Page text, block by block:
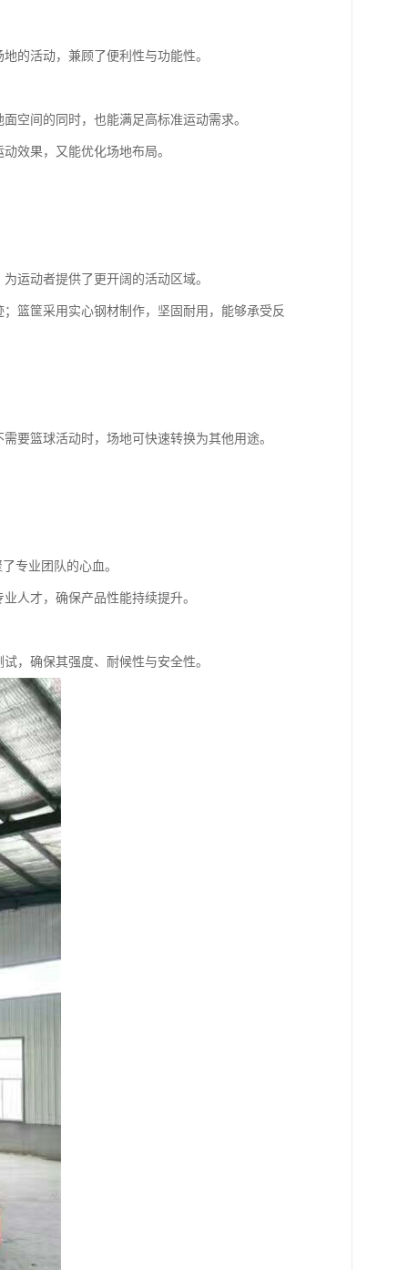
的活动，兼顾了便利性与功能性。
空间的同时，也能满足高标准运动需求。
效果，又能优化场地布局。
运动者提供了更开阔的活动区域。
篮筐采用实心钢材制作，坚固耐用，能够承受反
要篮球活动时，场地可快速转换为其他用途。
专业团队的心血。
人才，确保产品性能持续提升。
，确保其强度、耐候性与安全性。